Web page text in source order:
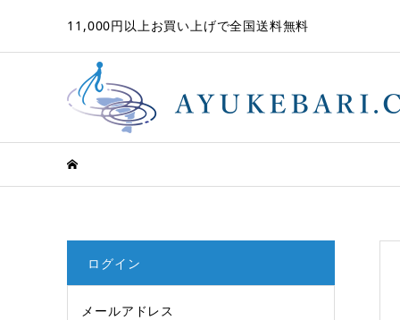
11,000円以上お買い上げで全国送料無料
ログイン
メールアドレス